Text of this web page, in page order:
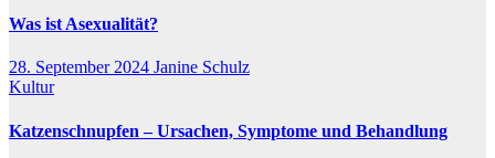
Was ist Asexualität?
28. September 2024 Janine Schulz
Kultur
Katzenschnupfen – Ursachen, Symptome und Behandlung